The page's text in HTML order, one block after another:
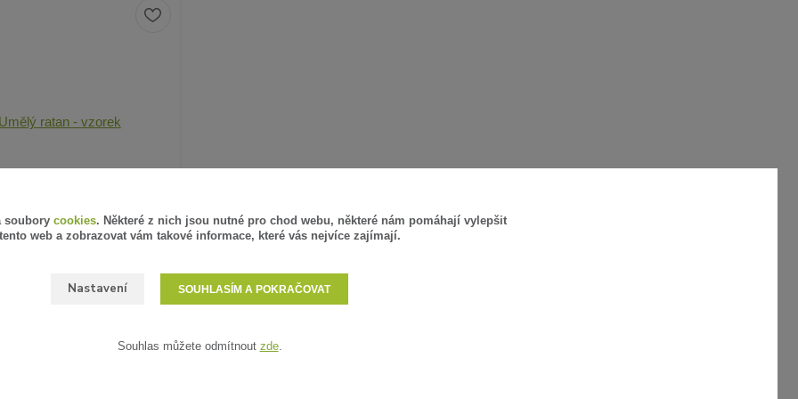
RATAN - VZOREK
SKLADEM
soubory cookies. Některé z nich jsou nutné pro chod webu, některé nám pomáhají vylepšit
tento web a zobrazovat vám takové informace, které vás nejvíce zajímají.
Nastavení SOUHLASÍM A POKRAČOVAT
Souhlas můžete odmítnout zde.